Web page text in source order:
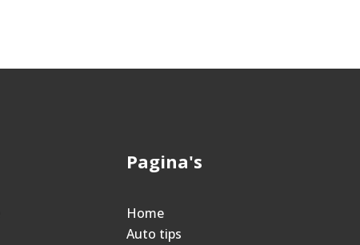
Pagina's
Home
Auto tips